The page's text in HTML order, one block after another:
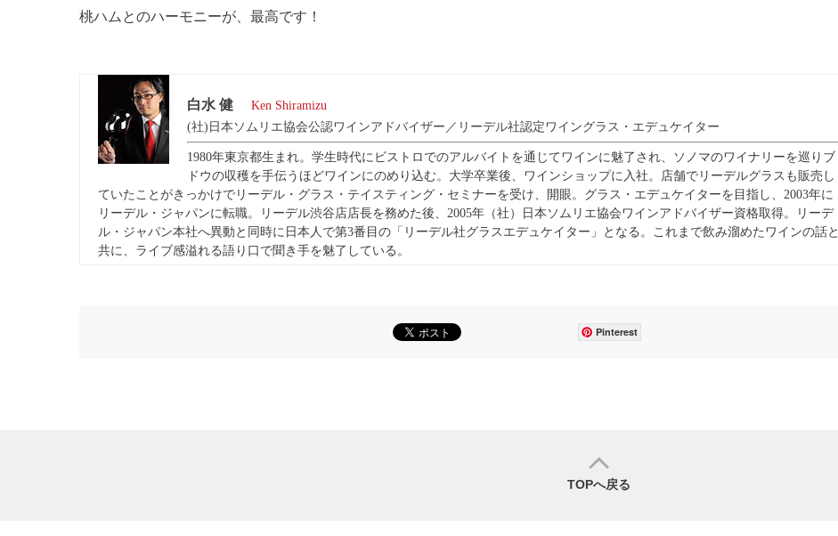
桃ハムとのハーモニーが、最高です！
白水 健
Ken Shiramizu
(社)日本ソムリエ協会公認ワインアドバイザー／リーデル社認定ワイングラス・エデュケイター
1980年東京都生まれ。学生時代にビストロでのアルバイトを通じてワインに魅了され、ソノマのワイナリーを巡りブ
ドウの収穫を手伝うほどワインにのめり込む。大学卒業後、ワインショップに入社。店舗でリーデルグラスも販売し
ていたことがきっかけでリーデル・グラス・テイスティング・セミナーを受け、開眼。グラス・エデュケイターを目指し、2003年に
リーデル・ジャパンに転職。リーデル渋谷店店長を務めた後、2005年（社）日本ソムリエ協会ワインアドバイザー資格取得。リーデ
ル・ジャパン本社へ異動と同時に日本人で第3番目の「リーデル社グラスエデュケイター」となる。これまで飲み溜めたワインの話と
共に、ライブ感溢れる語り口で聞き手を魅了している。
Pinterest
TOPへ戻る